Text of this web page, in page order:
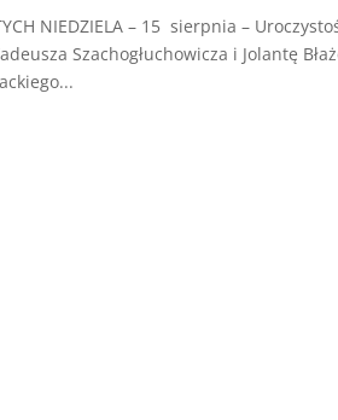
NIEDZIELA – 15 sierpnia –
Szachogłuchowicza i Jolantę